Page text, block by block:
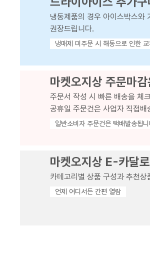
냉동제품의 경우 아이스박스와
권장드립니다.
냉매제 미주문 시 해동으로 인한
마켓오지상 주문마
주문서 작성 시 빠른 배송을 체
공휴일 주문건은 사업자 직접배
일반소비자 주문건은 택배발송됩
마켓오지상 E-카달
카테고리별 상품 구성과 추천
언제 어디서든 간편 열람